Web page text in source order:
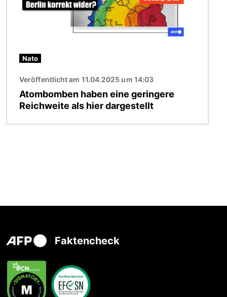
Nato
Veröffentlicht am 11.04.2025 um 14:03
Atombomben haben eine geringere
Reichweite als hier dargestellt
Faktencheck